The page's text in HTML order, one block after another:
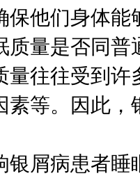
保他们身体
质量是否同普
量往往受到
素等。因此
银屑病患者